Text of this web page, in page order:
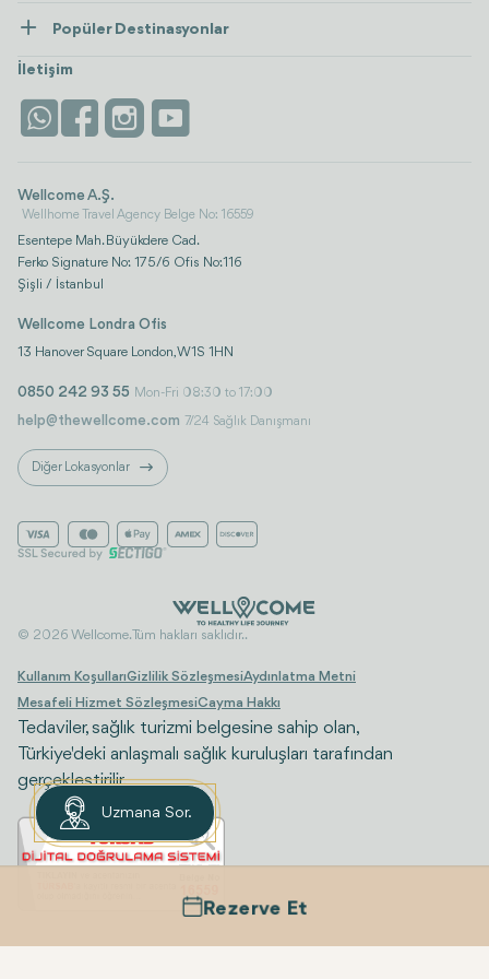
Rezerve Et
Wellness
Konaklama
Life Platform
Popüler Destinasyonlar
Tümünü Gör
İstanbul
İletişim
Wellcome A.Ş.
Wellhome Travel Agency Belge No: 16559
Esentepe Mah. Büyükdere Cad.
Ferko Signature No: 175/6 Ofis No:116
Şişli / İstanbul
Wellcome Londra Ofis
13 Hanover Square London, W1S 1HN
0850 242 93 55 Mon-Fri 08:30 to 17:00
help@thewellcome.com 7/24 Sağlık Danışmanı
Diğer Lokasyonlar
© 2026 Wellcome. Tüm hakları saklıdır..
Kullanım KoşullarıGizlilik SözleşmesiAydınlatma Metni
Mesafeli Hizmet SözleşmesiCayma Hakkı
Tedaviler, sağlık turizmi belgesine sahip olan,
Türkiye'deki anlaşmalı sağlık kuruluşları tarafından
gerçekleştirilir.
Uzmana Sor.